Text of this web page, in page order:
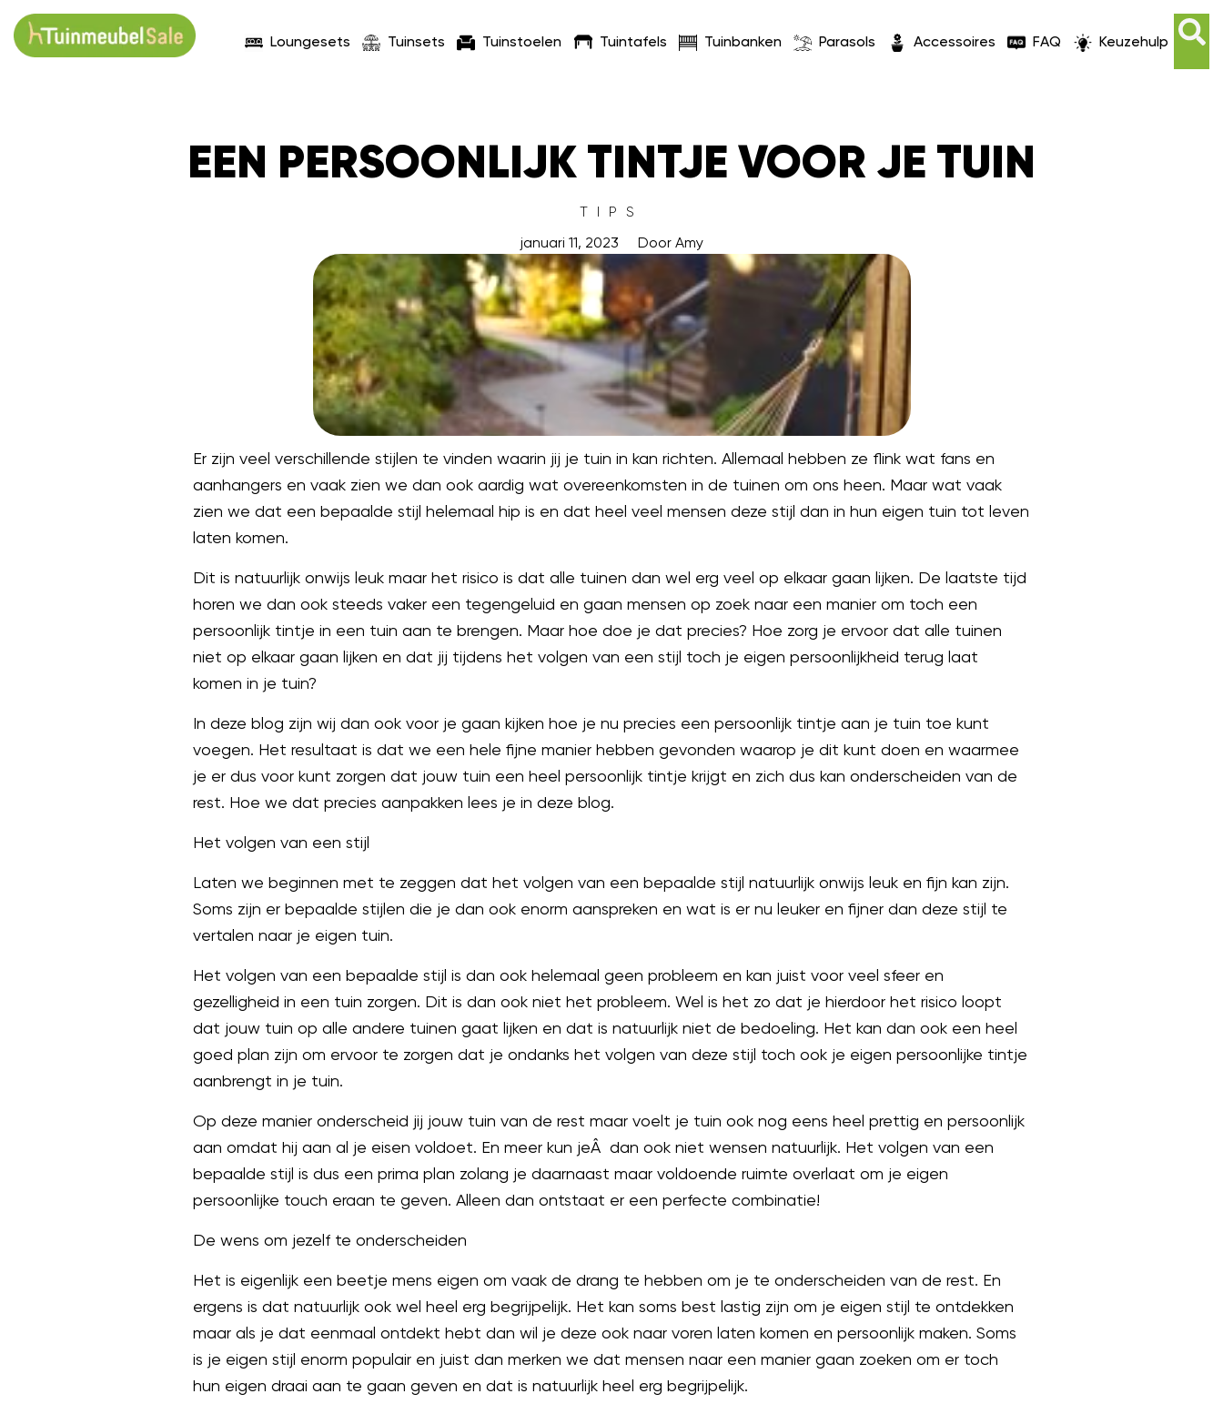
Loungesets Tuinsets Tuinstoelen Tuintafels Tuinbanken Parasols Accessoires FAQ Keuzehulp
EEN PERSOONLIJK TINTJE VOOR JE TUIN
TIPS
januari 11, 2023
DoorAmy
Er zijn veel verschillende stijlen te vinden waarin jij je tuin in kan richten. Allemaal hebben ze flink wat fans en
aanhangers en vaak zien we dan ook aardig wat overeenkomsten in de tuinen om ons heen. Maar wat vaak
zien we dat een bepaalde stijl helemaal hip is en dat heel veel mensen deze stijl dan in hun eigen tuin tot leven
laten komen.
Dit is natuurlijk onwijs leuk maar het risico is dat alle tuinen dan wel erg veel op elkaar gaan lijken. De laatste tijd
horen we dan ook steeds vaker een tegengeluid en gaan mensen op zoek naar een manier om toch een
persoonlijk tintje in een tuin aan te brengen. Maar hoe doe je dat precies? Hoe zorg je ervoor dat alle tuinen
niet op elkaar gaan lijken en dat jij tijdens het volgen van een stijl toch je eigen persoonlijkheid terug laat
komen in je tuin?
In deze blog zijn wij dan ook voor je gaan kijken hoe je nu precies een persoonlijk tintje aan je tuin toe kunt
voegen. Het resultaat is dat we een hele fijne manier hebben gevonden waarop je dit kunt doen en waarmee
je er dus voor kunt zorgen dat jouw tuin een heel persoonlijk tintje krijgt en zich dus kan onderscheiden van de
rest. Hoe we dat precies aanpakken lees je in deze blog.
Het volgen van een stijl
Laten we beginnen met te zeggen dat het volgen van een bepaalde stijl natuurlijk onwijs leuk en fijn kan zijn.
Soms zijn er bepaalde stijlen die je dan ook enorm aanspreken en wat is er nu leuker en fijner dan deze stijl te
vertalen naar je eigen tuin.
Het volgen van een bepaalde stijl is dan ook helemaal geen probleem en kan juist voor veel sfeer en
gezelligheid in een tuin zorgen. Dit is dan ook niet het probleem. Wel is het zo dat je hierdoor het risico loopt
dat jouw tuin op alle andere tuinen gaat lijken en dat is natuurlijk niet de bedoeling. Het kan dan ook een heel
goed plan zijn om ervoor te zorgen dat je ondanks het volgen van deze stijl toch ook je eigen persoonlijke tintje
aanbrengt in je tuin.
Op deze manier onderscheid jij jouw tuin van de rest maar voelt je tuin ook nog eens heel prettig en persoonlijk
aan omdat hij aan al je eisen voldoet. En meer kun jeÂ dan ook niet wensen natuurlijk. Het volgen van een
bepaalde stijl is dus een prima plan zolang je daarnaast maar voldoende ruimte overlaat om je eigen
persoonlijke touch eraan te geven. Alleen dan ontstaat er een perfecte combinatie!
De wens om jezelf te onderscheiden
Het is eigenlijk een beetje mens eigen om vaak de drang te hebben om je te onderscheiden van de rest. En
ergens is dat natuurlijk ook wel heel erg begrijpelijk. Het kan soms best lastig zijn om je eigen stijl te ontdekken
maar als je dat eenmaal ontdekt hebt dan wil je deze ook naar voren laten komen en persoonlijk maken. Soms
is je eigen stijl enorm populair en juist dan merken we dat mensen naar een manier gaan zoeken om er toch
hun eigen draai aan te gaan geven en dat is natuurlijk heel erg begrijpelijk.